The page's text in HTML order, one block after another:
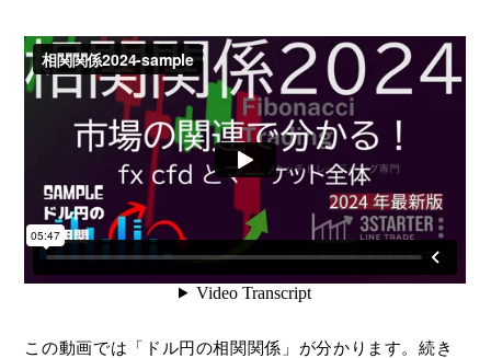
この動画では「ドル円の相関関係」が分かります。続き